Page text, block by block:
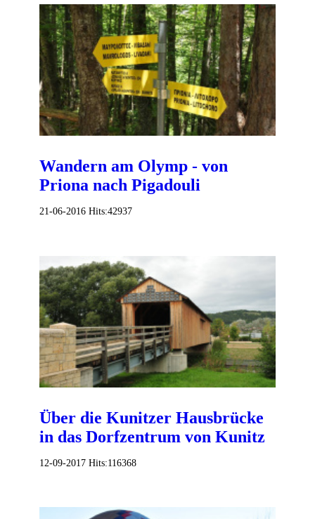
Wandern am Olymp - von
Priona nach Pigadouli
21-06-2016 Hits:42937
Über die Kunitzer Hausbrücke
in das Dorfzentrum von Kunitz
12-09-2017 Hits:116368